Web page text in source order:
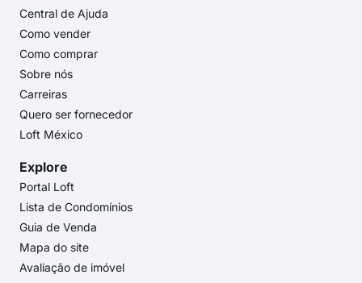
Central de Ajuda
Como vender
Como comprar
Sobre nós
Carreiras
Quero ser fornecedor
Loft México
Explore
Portal Loft
Lista de Condomínios
Guia de Venda
Mapa do site
Avaliação de imóvel